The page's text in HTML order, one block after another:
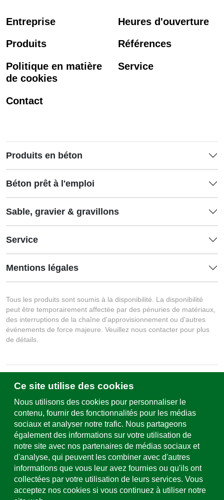
Ce site utilise des cookies
Nous utilisons des cookies pour personnaliser le
contenu, fournir des fonctionnalités pour les médias
sociaux et analyser notre trafic. Nous partageons
également des informations sur votre utilisation de
notre site avec nos partenaires de médias sociaux et
d'analyse, qui peuvent les combiner avec d'autres
informations que vous leur avez fournies ou qu'ils ont
collectées par votre utilisation de leurs services. Vous
acceptez nos cookies si vous continuez à utiliser notre
Pavés autobloquants
Entreprise Heures d'ouverture
Produits Références
Politique en matière
de cookies
Service
Contact
Produits en béton
Béton prêt à l'emploi
Sable, gravier & gravillons
Service
Mentions légales
Tous les produits sont soumis à la disponibilité. La disponibilité
peut être temporairement affectée par des pénuries de matériaux,
des interruptions de la chaîne d'approvisionnement ou d'autres
événements de force majeure. Veuillez nous contacter pour plus
de détails.
Écrivez-nous
Formulaire de contact & sites
Assistance et service
+49 (0)781 508-0
Adresse e-mail
info@uhl.de